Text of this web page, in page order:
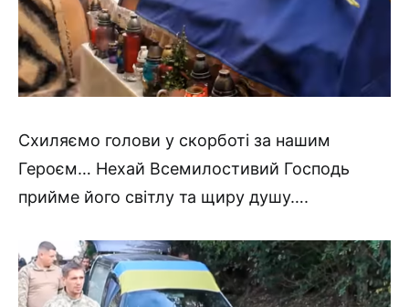
Схиляємо голови у скорботі за нашим
Героєм… Нехай Всемилостивий Господь
прийме його світлу та щиру душу….